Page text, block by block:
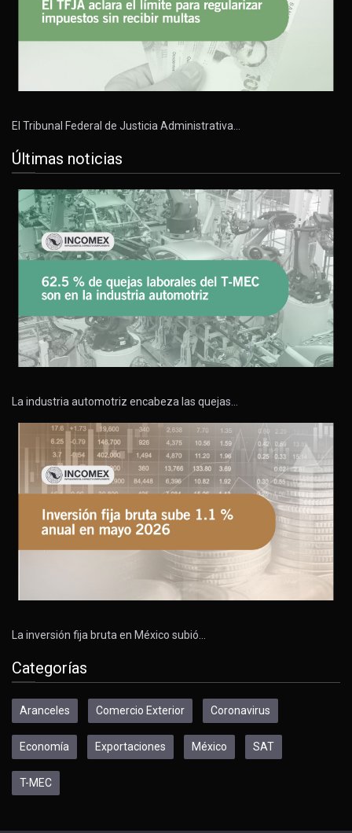
El Tribunal Federal de Justicia Administrativa…
Últimas noticias
La industria automotriz encabeza las quejas…
La inversión fija bruta en México subió…
Categorías
Aranceles Comercio Exterior Coronavirus
Economía Exportaciones México SAT
T-MEC